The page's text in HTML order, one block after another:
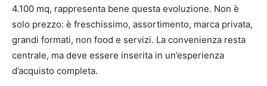
4.100 mq, rappresenta bene questa evoluzione. Non è
solo prezzo: è freschissimo, assortimento, marca privata,
grandi formati, non food e servizi. La convenienza resta
centrale, ma deve essere inserita in un’esperienza
d’acquisto completa.